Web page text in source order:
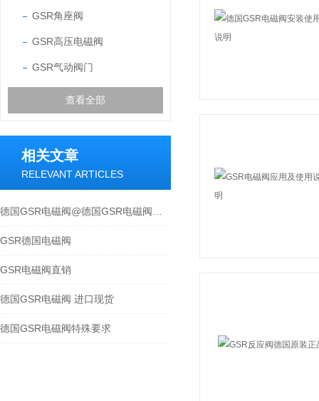
GSR角座阀
GSR高压电磁阀
GSR气动阀门
查看全部
相关文章
RELEVANT ARTICLES
GSR德国电磁阀
GSR电磁阀直销
德国GSR电磁阀 进口现货
德国GSR电磁阀特殊要求